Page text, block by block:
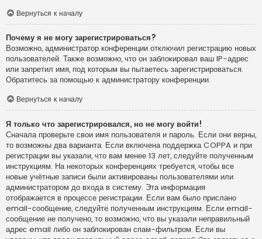
Вернуться к началу
Почему я не могу зарегистрироваться?
Возможно, администратор конференции отключил регистрацию новых
пользователей. Также возможно, что он заблокировал ваш IP-адрес
или запретил имя, под которым вы пытаетесь зарегистрироваться.
Обратитесь за помощью к администратору конференции.
Вернуться к началу
Я только что зарегистрировался, но не могу войти!
Сначала проверьте свои имя пользователя и пароль. Если они верны,
то возможны два варианта. Если включена поддержка COPPA и при
регистрации вы указали, что вам менее 13 лет, следуйте полученным
инструкциям. На некоторых конференциях требуется, чтобы все
новые учётные записи были активированы пользователями или
администратором до входа в систему. Эта информация
отображается в процессе регистрации. Если вам было прислано
email-сообщение, следуйте полученным инструкциям. Если email-
сообщение не получено, то возможно, что вы указали неправильный
адрес email либо он заблокирован спам-фильтром. Если вы